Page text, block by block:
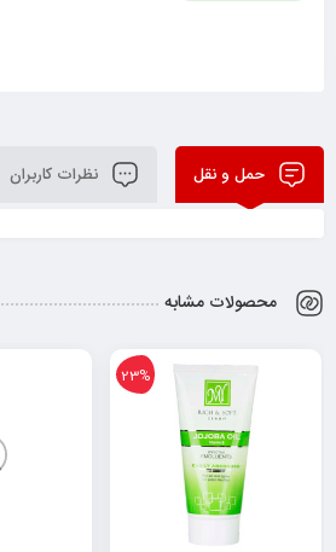
حمل و نقل نظرات کاربران
محصولات مشابه
23%